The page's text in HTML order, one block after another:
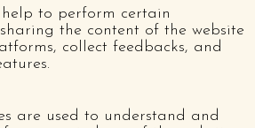
to perform certain
the content of the website
collect feedbacks, and
are used to understand and